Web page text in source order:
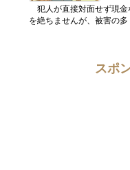
犯人が直接対面せず現金
を絶ちませんが、被害の多
スポ